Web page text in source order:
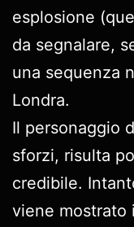
esplosione
da segnalare,
una sequenza
Londra.
Il personaggio
sforzi, risulta
credibile.
viene mostrato